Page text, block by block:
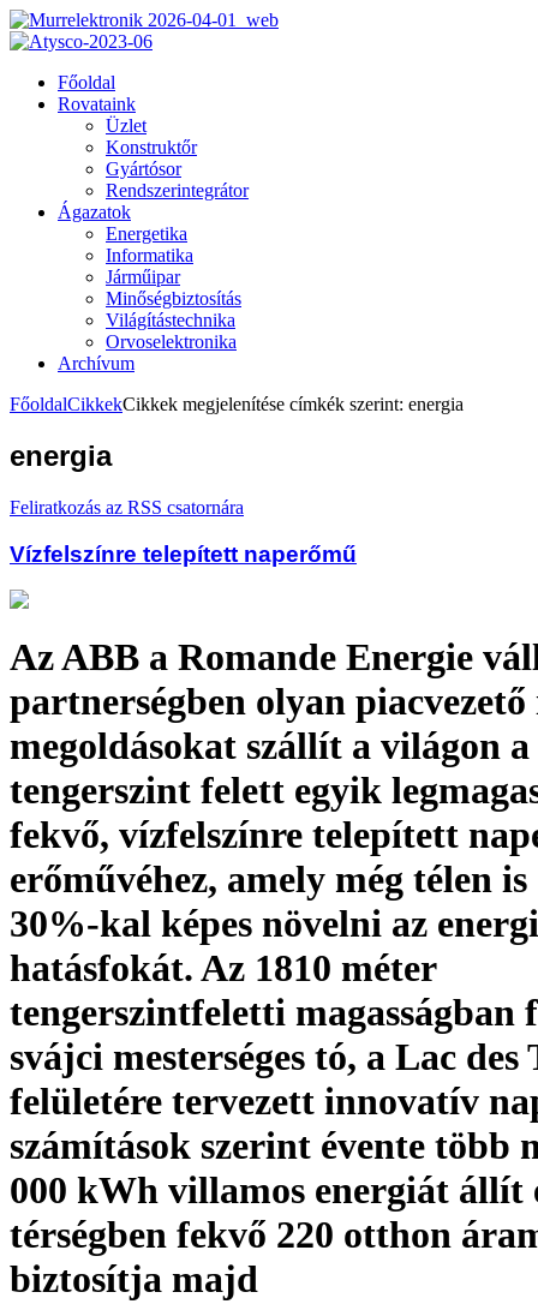
Főoldal
Rovataink
Üzlet
Konstruktőr
Gyártósor
Rendszerintegrátor
Ágazatok
Energetika
Informatika
Járműipar
Minőségbiztosítás
Világítástechnika
Orvoselektronika
Archívum
FőoldalCikkekCikkek megjelenítése címkék szerint: energia
energia
Feliratkozás az RSS csatornára
Vízfelszínre telepített naperőmű
Az ABB a Romande Energie
partnerségben olyan
megoldásokat szállít a világon a
tengerszint felett egyik
fekvő, vízfelszínre telepített
erőművéhez, amely még télen
30%-kal képes növelni az
hatásfokát. Az 1810 méter
tengerszintfeletti magasságban
svájci mesterséges tó, a Lac des
felületére tervezett innovatív
számítások szerint évente több
000 kWh villamos energiát állít
térségben fekvő 220 otthon
biztosítja majd